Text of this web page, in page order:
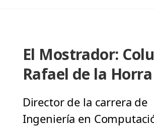
El Mostrador:
Rafael de la Horra
Director de la carrera de
Ingeniería en